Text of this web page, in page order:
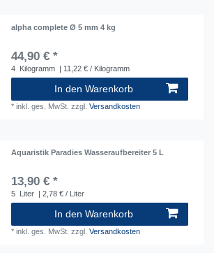
alpha complete Ø 5 mm 4 kg
44,90 € *
4 Kilogramm | 11,22 € / Kilogramm
In den Warenkorb
*inkl. ges. MwSt. zzgl.Versandkosten
Aquaristik Paradies Wasseraufbereiter 5 L
13,90 € *
5 Liter | 2,78 € / Liter
In den Warenkorb
*inkl. ges. MwSt. zzgl.Versandkosten